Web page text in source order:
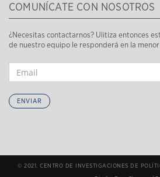
COMUNÍCATE CON NOSOTROS
¿Necesitas contactarnos? Ulitiza entonces
de nuestro equipo le responderá en la
ENVIAR
© 2021. CENTRO DE INVESTIGACIONES DE